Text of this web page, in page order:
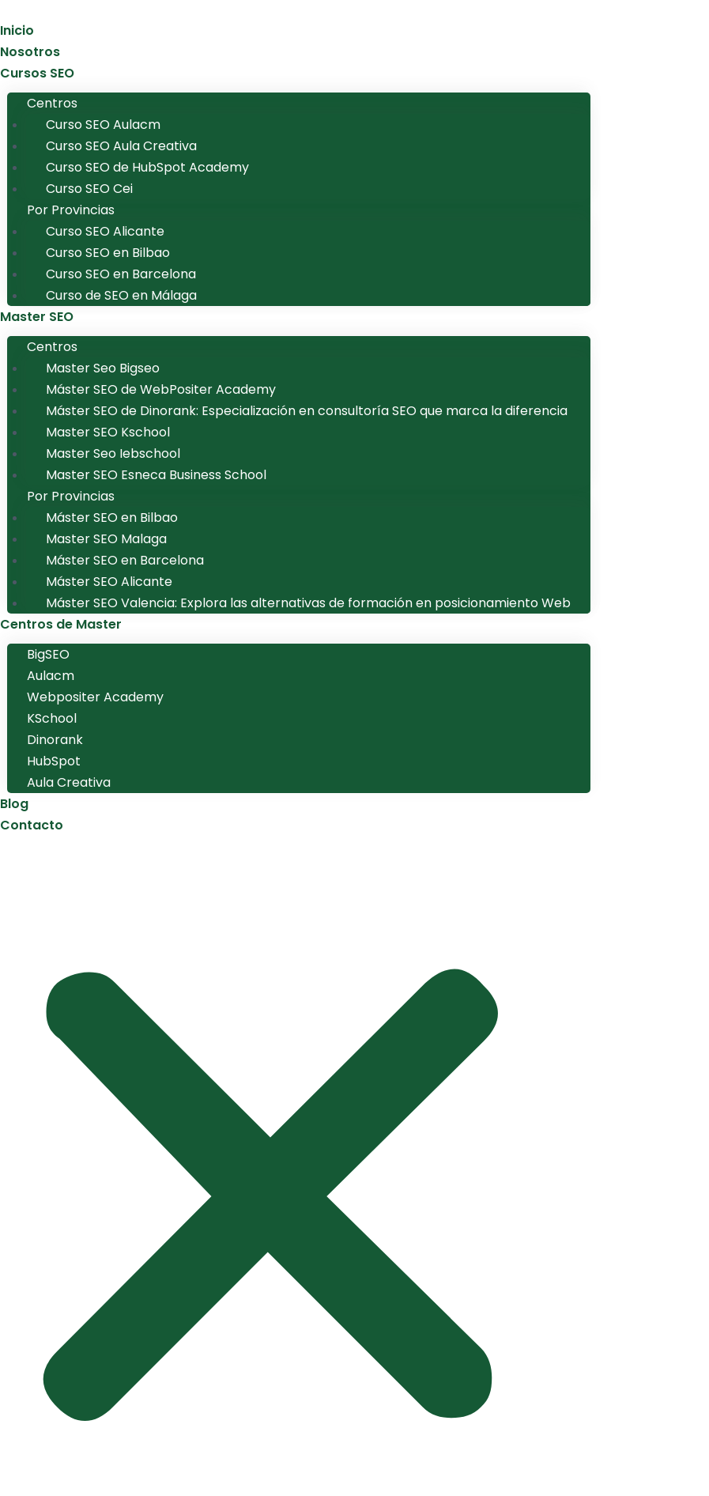
Inicio
Nosotros
Cursos SEO
Centros
Curso SEO Aulacm
Curso SEO Aula Creativa
Curso SEO de HubSpot Academy
Curso SEO Cei
Por Provincias
Curso SEO Alicante
Curso SEO en Bilbao
Curso SEO en Barcelona
Curso de SEO en Málaga
Master SEO
Centros
Master Seo Bigseo
Máster SEO de WebPositer Academy
Máster SEO de Dinorank: Especialización en consultoría SEO que marca la diferencia
Master SEO Kschool
Master Seo Iebschool
Master SEO Esneca Business School
Por Provincias
Máster SEO en Bilbao
Master SEO Malaga
Máster SEO en Barcelona
Máster SEO Alicante
Máster SEO Valencia: Explora las alternativas de formación en posicionamiento Web
Centros de Master
BigSEO
Aulacm
Webpositer Academy
KSchool
Dinorank
HubSpot
Aula Creativa
Blog
Contacto